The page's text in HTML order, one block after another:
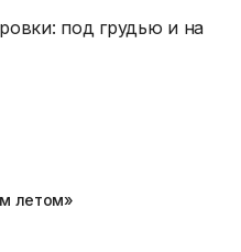
под грудью и на
летом»